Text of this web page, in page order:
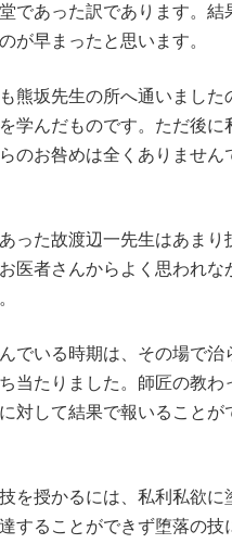
であった訳であります。
が早まったと思います。
熊坂先生の所へ通いました
学んだものです。ただ後
のお咎めは全くありませ
った故渡辺一先生はあまり
医者さんからよく思われ
でいる時期は、その場で治
当たりました。師匠の教
対して結果で報いること
を授かるには、私利私欲に
することができず堕落の